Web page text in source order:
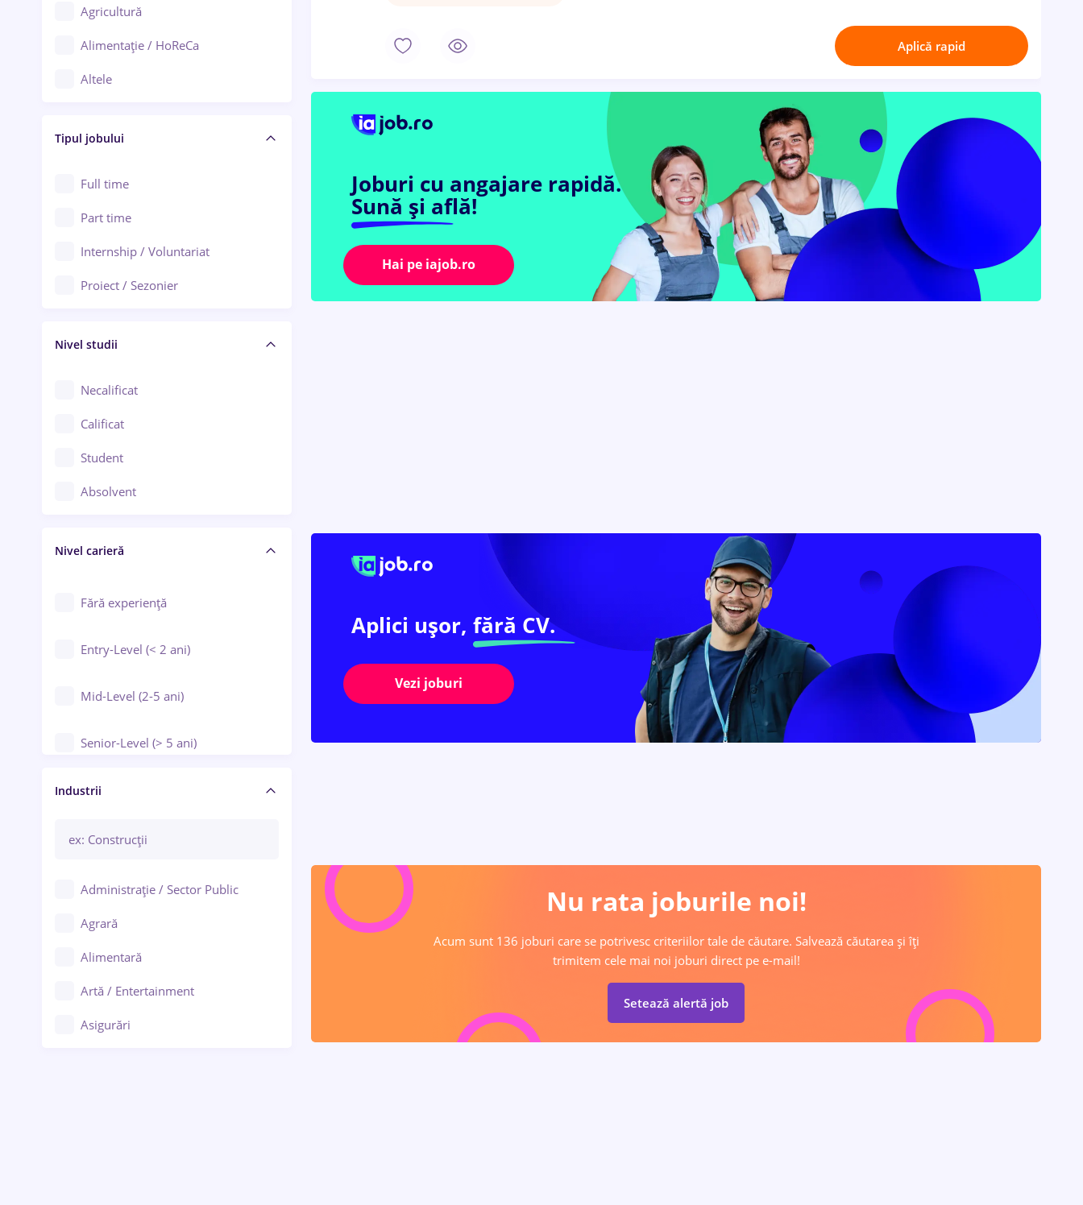
Ploiești
Arad
Baia Mare
Bârlad
Bistrița (Bistrița-Năsăud)
Agricultură
Alimentație / HoReCa
Altele
Asigurări
Au pair / Babysitter / Curățenie
Audit / Consultanță
Auto / Echipamente
Automatizări
Cercetare - dezvoltare
Chimie / Biochimie
Confecții / Design vestimentar
Construcții / Instalații
Controlul calității
Educație / Training / Arte
Tipul jobului
Full time
Part time
Internship / Voluntariat
Proiect / Sezonier
Nivel studii
Necalificat
Calificat
Student
Absolvent
Nivel carieră
Fără experiență
Entry-Level (< 2 ani)
Mid-Level (2-5 ani)
Senior-Level (> 5 ani)
Manager / Executiv
Industrii
Administrație / Sector Public
Agrară
Alimentară
Artă / Entertainment
Asigurări
Aplică rapid
Joburi cu angajare rapidă.
Sună și află!
Hai pe iajob.ro
Aplici ușor, fără CV.
Vezi joburi
Nu rata joburile noi!
Acum sunt 136 joburi care se potrivesc criteriilor tale de căutare. Salvează căutarea și îți
trimitem cele mai noi joburi direct pe e-mail!
Setează alertă job